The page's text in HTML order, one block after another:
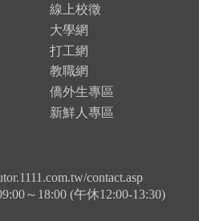
線上校徵
大學網
打工網
教職網
僑外生專區
新鮮人專區
contact.asp
～18:00 (午休12:00-13:30)